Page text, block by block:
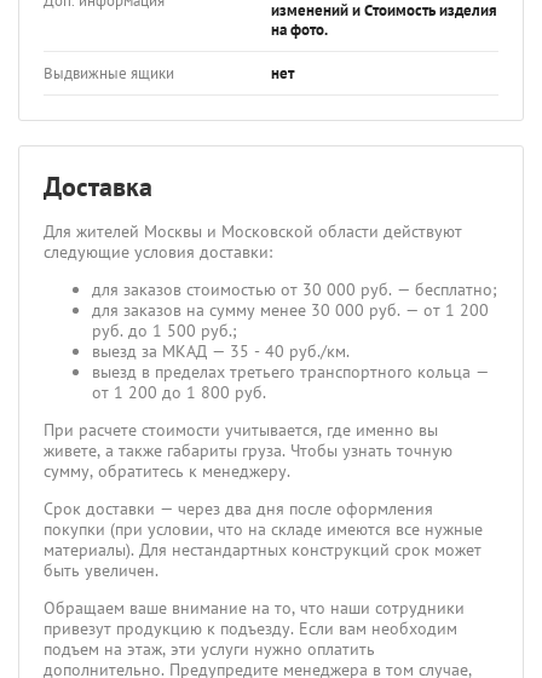
изменений и Стоимость изделия
на фото.
Выдвижные ящики нет
Доставка
Для жителей Москвы и Московской области действуют
следующие условия доставки:
для заказов стоимостью от 30 000 руб. — бесплатно;
для заказов на сумму менее 30 000 руб. — от 1 200
руб. до 1 500 руб.;
выезд за МКАД — 35 - 40 руб./км.
выезд в пределах третьего транспортного кольца —
от 1 200 до 1 800 руб.
При расчете стоимости учитывается, где именно вы
живете, а также габариты груза. Чтобы узнать точную
сумму, обратитесь к менеджеру.
Срок доставки — через два дня после оформления
покупки (при условии, что на складе имеются все нужные
материалы). Для нестандартных конструкций срок может
быть увеличен.
Обращаем ваше внимание на то, что наши сотрудники
привезут продукцию к подъезду. Если вам необходим
подъем на этаж, эти услуги нужно оплатить
дополнительно. Предупредите менеджера в том случае,